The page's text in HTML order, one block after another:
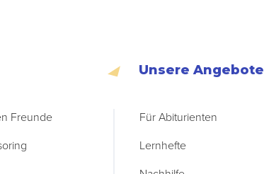
Freunde
Unsere Angebote
Für Abiturienten
Lernhefte